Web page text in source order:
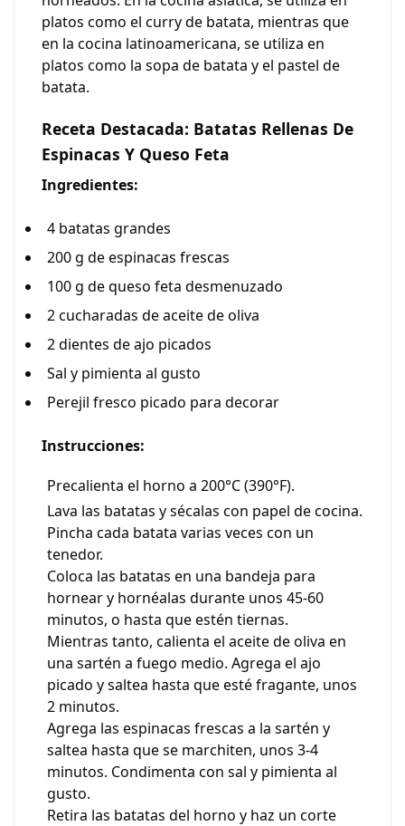
platos como el curry de batata, mientras que
en la cocina latinoamericana, se utiliza en
platos como la sopa de batata y el pastel de
batata.
Receta Destacada: Batatas Rellenas De
Espinacas Y Queso Feta
Ingredientes:
4 batatas grandes
200 g de espinacas frescas
100 g de queso feta desmenuzado
2 cucharadas de aceite de oliva
2 dientes de ajo picados
Sal y pimienta al gusto
Perejil fresco picado para decorar
Instrucciones:
Precalienta el horno a 200°C (390°F).
Lava las batatas y sécalas con papel de cocina.
Pincha cada batata varias veces con un
tenedor.
Coloca las batatas en una bandeja para
hornear y hornéalas durante unos 45-60
minutos, o hasta que estén tiernas.
Mientras tanto, calienta el aceite de oliva en
una sartén a fuego medio. Agrega el ajo
picado y saltea hasta que esté fragante, unos
2 minutos.
Agrega las espinacas frescas a la sartén y
saltea hasta que se marchiten, unos 3-4
minutos. Condimenta con sal y pimienta al
gusto.
Retira las batatas del horno y haz un corte